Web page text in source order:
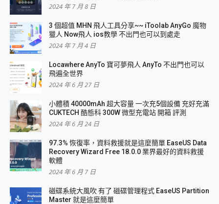
2024 年 7 月 8 日
3 個超值 MHN 飛人工具分享~~ iToolab AnyGo 魔物
獵人 Now飛人 ios教學 不出門也可以到處走
2024 年 7 月 4 日
Locawhere AnyTo 寶可夢飛人 AnyTo 不出門也可以
飛遍全世界
2024 年 6 月 27 日
小體積 40000mAh 超大容量 一次充5個設備 充好充滿
CUKTECH 酷態科 300W 微型充電站 開箱 評測
2024 年 6 月 24 日
97.3% 恢復率，資料救援就是這麼簡單 EaseUS Data
Recovery Wizard Free 18.0.0 業界最好的資料救援
軟體
2024 年 6 月 7 日
磁碟系統大風吹 有了 磁碟管理程式 EaseUS Partition
Master 就是這麼簡單